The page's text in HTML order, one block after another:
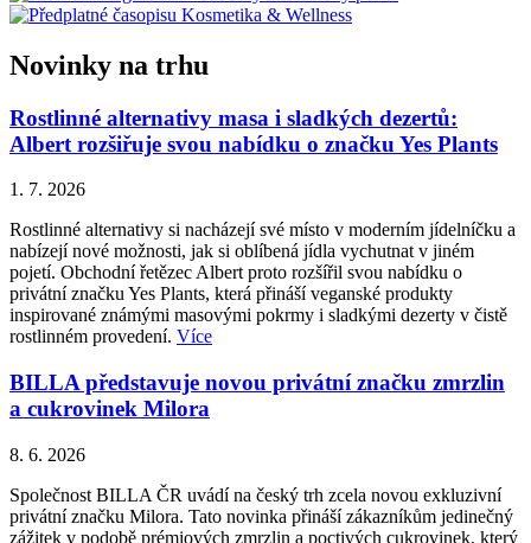
Novinky na trhu
Rostlinné alternativy masa i sladkých dezertů:
Albert rozšiřuje svou nabídku o značku Yes Plants
1. 7. 2026
Rostlinné alternativy si nacházejí své místo v moderním jídelníčku a
nabízejí nové možnosti, jak si oblíbená jídla vychutnat v jiném
pojetí. Obchodní řetězec Albert proto rozšířil svou nabídku o
privátní značku Yes Plants, která přináší veganské produkty
inspirované známými masovými pokrmy i sladkými dezerty v čistě
rostlinném provedení. Více
BILLA představuje novou privátní značku zmrzlin
a cukrovinek Milora
8. 6. 2026
Společnost BILLA ČR uvádí na český trh zcela novou exkluzivní
privátní značku Milora. Tato novinka přináší zákazníkům jedinečný
zážitek v podobě prémiových zmrzlin a poctivých cukrovinek, který